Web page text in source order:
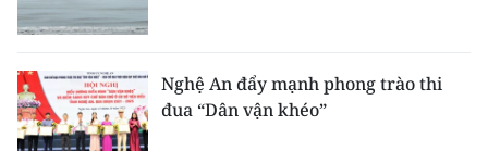
Nghệ An đẩy mạnh phong trào thi
đua “Dân vận khéo”